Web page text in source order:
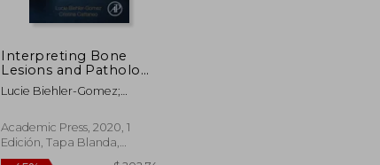
Interpreting Bone
Lesions and Pathology
for Forensic Practice
(en Inglés)
Lucie Biehler-Gomez;
Academic Press, 2020, 1
Edición, Tapa Blanda,
Nuevo